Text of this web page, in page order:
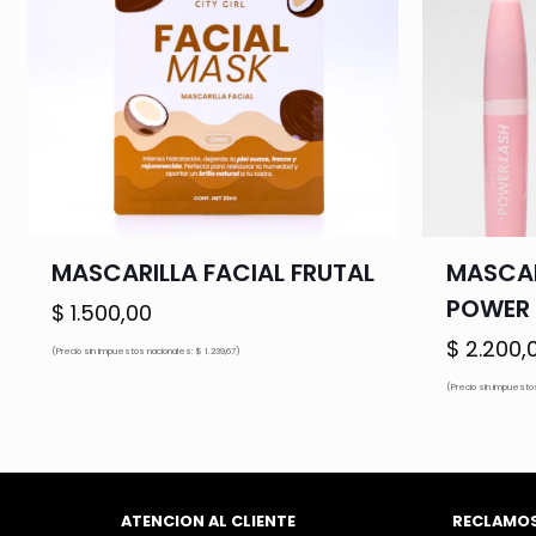
MASCARILLA FACIAL FRUTAL
$ 1.500,00
(Precio sin impuestos nacionales: $ 1.239,67) $
(Precio sin
ATENCION AL CLIENTE